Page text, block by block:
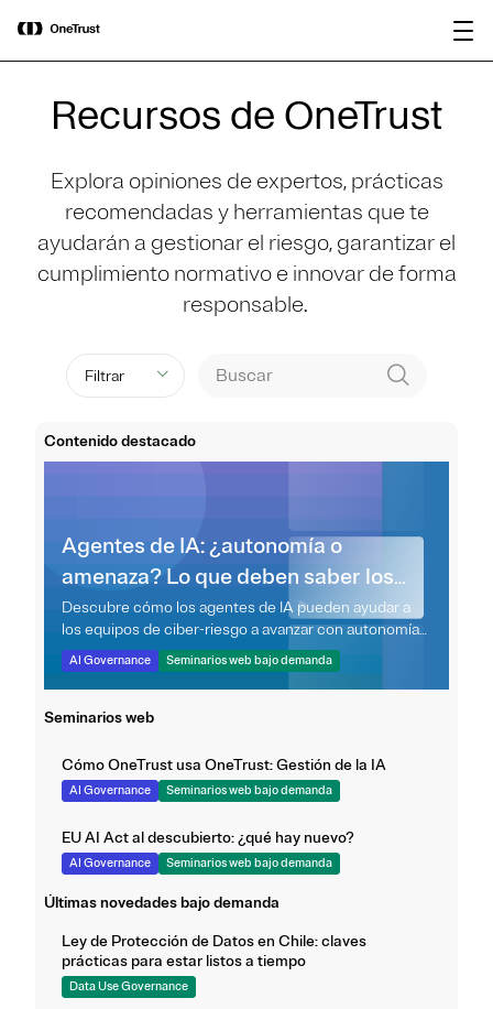
OneTrust nombrada Visionaria en el
Magic Quadrant™ de Gartner® 2026
para plataformas de gobernanza de IA.
Recursos de OneTrust
Explora opiniones de expertos, prácticas
recomendadas y herramientas que te
ayudarán a gestionar el riesgo, garantizar el
cumplimiento normativo e innovar de forma
responsable.
Filtrar
Contenido destacado
Agentes de IA: ¿autonomía o
amenaza? Lo que deben saber los
equipos de ciber-riesgo
Descubre cómo los agentes de IA pueden ayudar a
los equipos de ciber-riesgo a avanzar con autonomía
controlada y una gestión segura y transparente.
AI Governance Seminarios web bajo demanda
Seminarios web
Cómo OneTrust usa OneTrust: Gestión de la IA
AI Governance Seminarios web bajo demanda
EU AI Act al descubierto: ¿qué hay nuevo?
AI Governance Seminarios web bajo demanda
Últimas novedades bajo demanda
Ley de Protección de Datos en Chile: claves
prácticas para estar listos a tiempo
Data Use Governance